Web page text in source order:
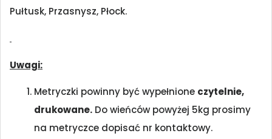
Pułtusk, Przasnysz, Płock.
Uwagi:
Metryczki powinny być wypełnione czytelnie,
drukowane. Do wieńców powyżej 5kg prosimy
na metryczce dopisać nr kontaktowy.